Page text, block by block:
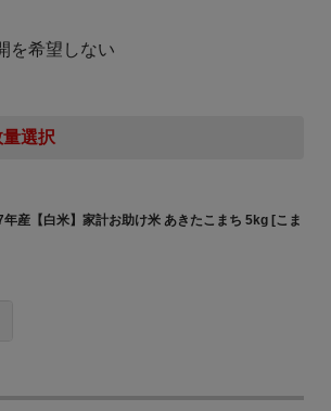
を希望しない
選択
年産【白米】家計お助け米 あきたこまち 5kg [こま